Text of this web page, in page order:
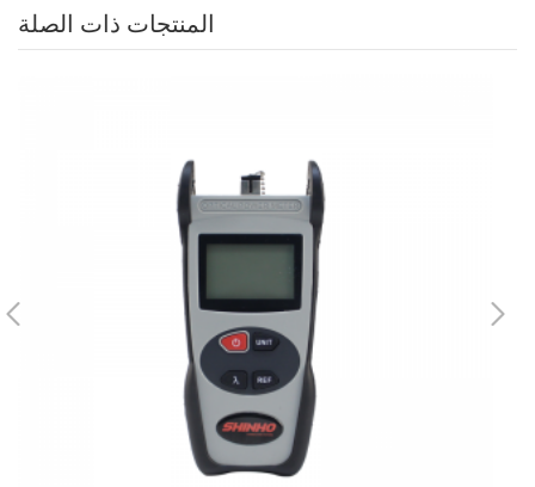
المنتجات ذات الصلة